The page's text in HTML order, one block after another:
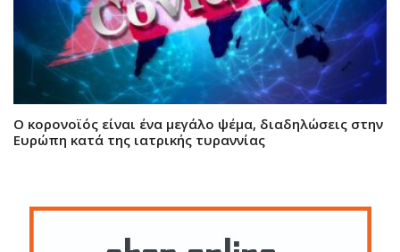
Ο κορονοϊός είναι ένα μεγάλο ψέμα, διαδηλώσεις στην
Ευρώπη κατά της ιατρικής τυραννίας